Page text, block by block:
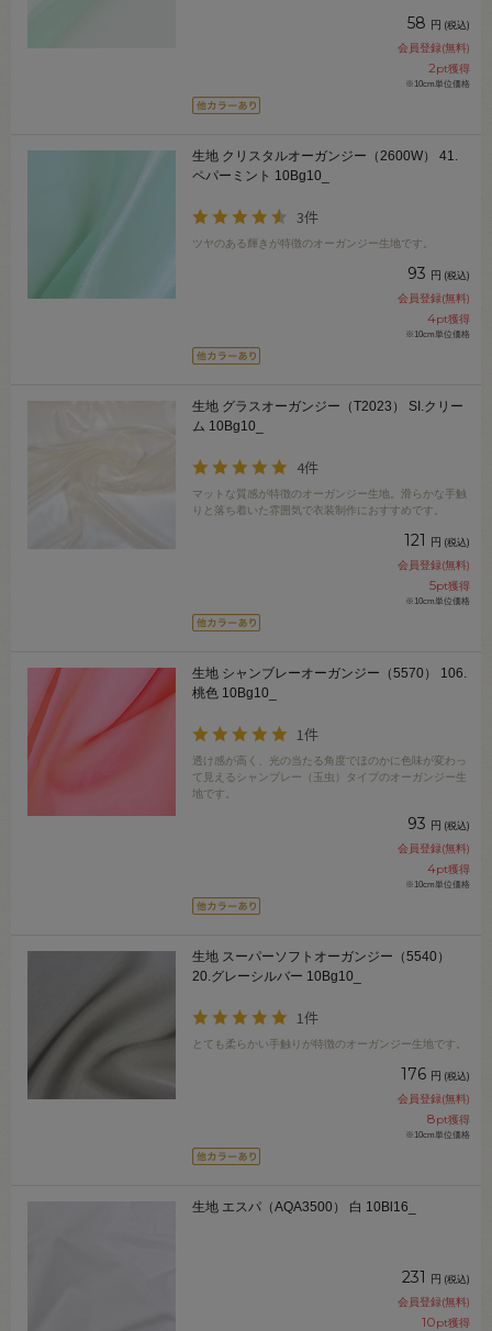
58 円 (税込)
会員登録(無料)
2pt獲得
※10cm単位価格
生地 クリスタルオーガンジー（2600W） 41.
ペパーミント 10Bg10_
3件
ツヤのある輝きが特徴のオーガンジー生地です。
93 円 (税込)
会員登録(無料)
4pt獲得
※10cm単位価格
生地 グラスオーガンジー（T2023） SI.クリー
ム 10Bg10_
4件
マットな質感が特徴のオーガンジー生地。滑らかな手触
りと落ち着いた雰囲気で衣装制作におすすめです。
121 円 (税込)
会員登録(無料)
5pt獲得
※10cm単位価格
生地 シャンブレーオーガンジー（5570） 106.
桃色 10Bg10_
1件
透け感が高く、光の当たる角度でほのかに色味が変わっ
て見えるシャンブレー（玉虫）タイプのオーガンジー生
地です。
93 円 (税込)
会員登録(無料)
4pt獲得
※10cm単位価格
生地 スーパーソフトオーガンジー（5540）
20.グレーシルバー 10Bg10_
1件
とても柔らかい手触りが特徴のオーガンジー生地です。
176 円 (税込)
会員登録(無料)
8pt獲得
※10cm単位価格
生地 エスパ（AQA3500） 白 10Bl16_
231 円 (税込)
会員登録(無料)
10pt獲得